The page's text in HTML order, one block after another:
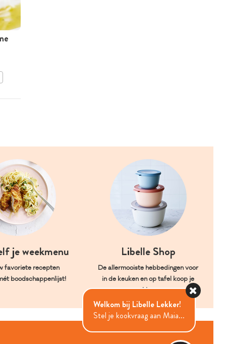
je weekmenu
favoriete recepten
boodschappenlijst!
Libelle Shop
De allermooiste hebbedingen voor
in de keuken en op tafel koop je
hier.
Welkom bij Libelle Lekker!
Stel je kookvraag aan Maia...